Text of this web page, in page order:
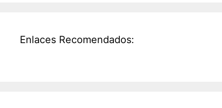
Enlaces Recomendados: